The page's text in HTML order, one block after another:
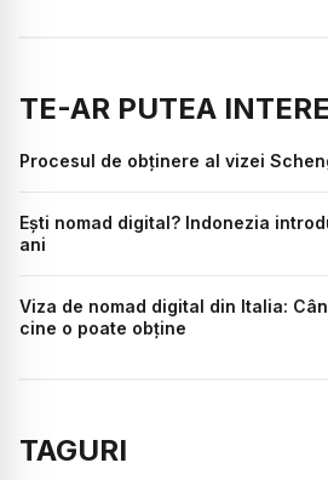
TE-AR PUTEA
Procesul de obținere al vizei
Ești nomad digital? Indonezia
ani
Viza de nomad digital din Italia:
cine o poate obține
TAGURI